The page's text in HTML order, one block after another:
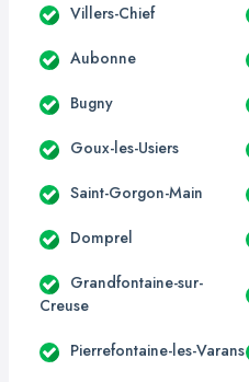
Villers-Chief
Aubonne
Bugny
Goux-les-Usiers
Saint-Gorgon-Main
Domprel
Grandfontaine-sur-
Creuse
Pierrefontaine-les-Varans